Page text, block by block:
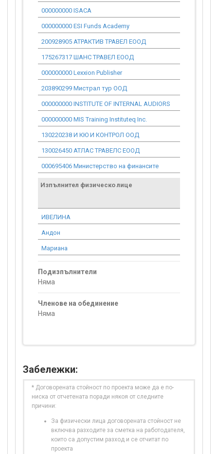
000000000 ISACA
000000000 ESI Funds Academy
200928905 АТРАКТИВ ТРАВЕЛ ЕООД
175267317 ШАНС ТРАВЕЛ ЕООД
000000000 Lexxion Publisher
203890299 Мистрал тур ООД
000000000 INSTITUTE OF INTERNAL AUDIORS
000000000 MIS Training Instituteq Inc.
130220238 И КЮ И КОНТРОЛ ООД
130026450 АТЛАС ТРАВЕЛС ЕООД
000695406 Министерство на финансите
Изпълнител физическо лице
ИВЕЛИНА
Андон
Мариана
Подизпълнители
Няма
Членове на обединение
Няма
Забележки:
* Договорената стойност по проекта може да е по-
ниска от отчетената поради някоя от следните
причини:
За физически лица договорената стойност не
включва разходите за сметка на работодателя,
които са допустим разход и се отчитат по
проекта